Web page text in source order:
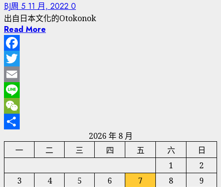
BJ周 5 11 月, 2022 0
出自日本文化的Otokonok
Read More
Facebook
Twitter
Email
Line
WeChat
2026 年 8 月
一
二 三 四 五 六
日
1
2
3
4 5 6 7 8
9